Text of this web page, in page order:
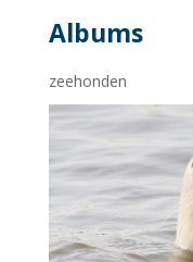
Albums
zeehonden